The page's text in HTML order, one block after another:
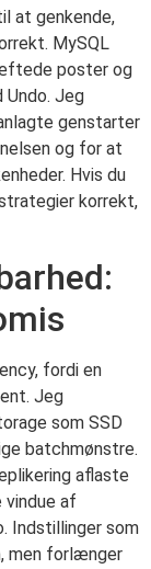
at genkende,
MySQL
poster og
Jeg
genstarter
og for at
Hvis du
korrekt,
fordi en
Jeg
som SSD
batchmønstre.
aflaste
af
som
men forlænger